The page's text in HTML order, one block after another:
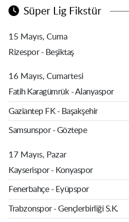
Süper Lig Fikstür
15 Mayıs, Cuma
Rizespor - Beşiktaş
16 Mayıs, Cumartesi
Fatih Karagümrük - Alanyaspor
Gaziantep FK - Başakşehir
Samsunspor - Göztepe
17 Mayıs, Pazar
Kayserispor - Konyaspor
Fenerbahçe - Eyüpspor
Trabzonspor - Gençlerbirliği S.K.